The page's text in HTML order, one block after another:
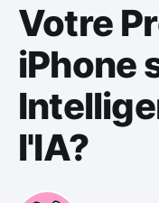
Votre
iPhone
l'IA?